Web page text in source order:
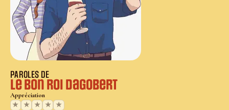
PAROLES DE
Le Bon Roi Dagobert
Appréciation
★
★ ★ ★ ★